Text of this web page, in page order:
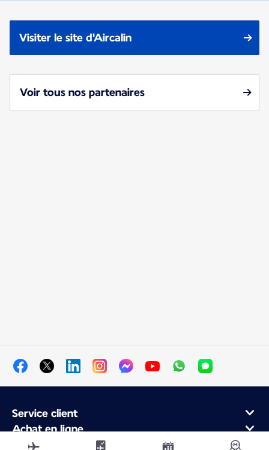
Visiter le site d'Aircalin
Voir tous nos partenaires
Service client
Achat en ligne
Programme de fidélité et partenaires